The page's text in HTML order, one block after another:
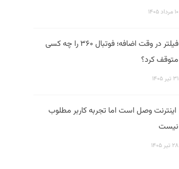
۱۰ مرداد ۱۴۰۵
فیلتر در وقت اضافه؛ فوتبال ۳۶۰ را چه کسی
متوقف کرد؟
۳۱ تیر ۱۴۰۵
اینترنت وصل است اما تجربه کاربر مطلوب
نیست
۲۸ تیر ۱۴۰۵